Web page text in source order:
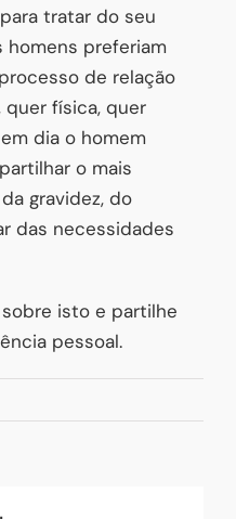
tratar do seu
homens preferiam
de relação
física, quer
dia o homem
o mais
gravidez, do
das necessidades
isto e partilhe
pessoal.